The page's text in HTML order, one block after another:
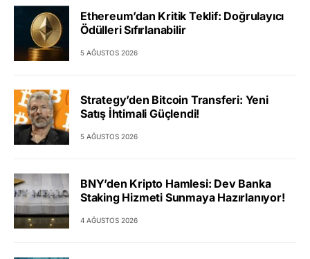
Ethereum’dan Kritik Teklif: Doğrulayıcı
Ödülleri Sıfırlanabilir
5 AĞUSTOS 2026
Strategy’den Bitcoin Transferi: Yeni
Satış İhtimali Güçlendi!
5 AĞUSTOS 2026
BNY’den Kripto Hamlesi: Dev Banka
Staking Hizmeti Sunmaya Hazırlanıyor!
4 AĞUSTOS 2026